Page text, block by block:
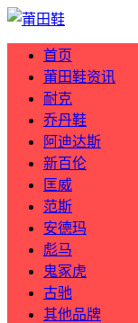
首页
莆田鞋资讯
耐克
乔丹鞋
阿迪达斯
新百伦
匡威
范斯
安德玛
彪马
鬼冢虎
古驰
其他品牌